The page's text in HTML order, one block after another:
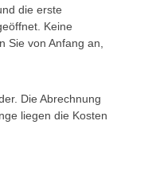
die erste
Keine
Sie von Anfang an,
Die Abrechnung
liegen die Kosten